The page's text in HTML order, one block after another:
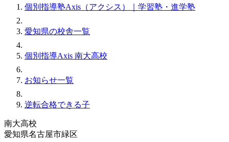
個別指導塾Axis（アクシス）｜学習塾・進学塾
愛知県の校舎一覧
個別指導Axis 南大高校
お知らせ一覧
逆転合格できる子
南大高校
愛知県名古屋市緑区